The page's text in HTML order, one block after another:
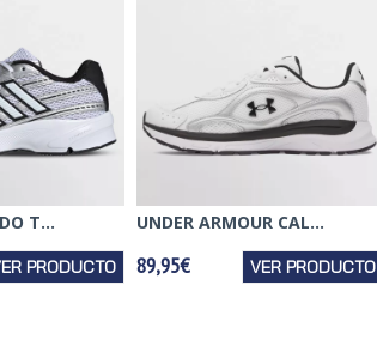
T...
PRODUCTO
UNDER ARMOUR CAL...
89,95€ VER PRODUCTO